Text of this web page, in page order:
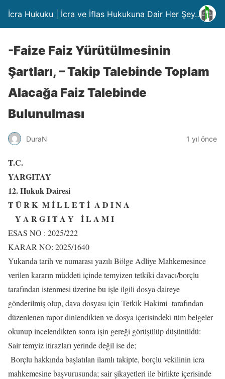
İcra Hukuku | İcra ve İflas Hukukuna Dair Her Şey….
-Faize Faiz Yürütülmesinin
Şartları, – Takip Talebinde Toplam
Alacağa Faiz Talebinde
Bulunulması
DuraN 1 yıl önce
T.C.
YARGITAY
12. Hukuk Dairesi
T Ü R K M İ L L E T İ A D I N A
Y A R G I T A Y İ L A M I
ESAS NO : 2025/222
KARAR NO: 2025/1640
Yukarıda tarih ve numarası yazılı Bölge Adliye Mahkemesince
verilen kararın müddeti içinde temyizen tetkiki davacı/borçlu
tarafından istenmesi üzerine bu işle ilgili dosya daireye
gönderilmiş olup, dava dosyası için Tetkik Hakimi tarafından
düzenlenen rapor dinlendikten ve dosya içerisindeki tüm belgeler
okunup incelendikten sonra işin gereği görüşülüp düşünüldü:
Sair temyiz itirazları yerinde değil ise de;
Borçlu hakkında başlatılan ilamlı takipte, borçlu vekilinin icra
mahkemesine başvurusunda; sair şikayetleri ile birlikte içerisinde